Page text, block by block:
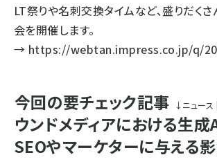
LT祭りや名刺交換タイムなど、盛りだく
会を開催します。
→ https://webtan.impress.co.jp/q/
今回の要チェック記事 ↓ ニュース |
ウンドメディアにおける生成
SEOやマーケターに与える